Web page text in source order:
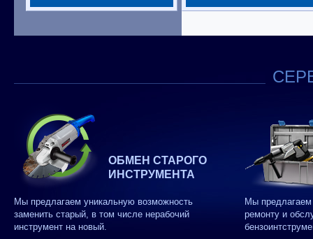
ОБМЕН СТАРОГО
ИНСТРУМЕНТА
Мы предлагаем уникальную возможность
заменить старый, в том числе нерабочий
инструмент на новый.
Мы
ремонту и